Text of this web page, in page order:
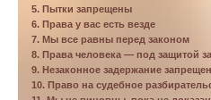
5. Пытки запрещены
6. Права у вас есть везде
7. Мы все равны перед законом
8. Права человека — под защитой
9. Незаконное задержание
10. Право на судебное